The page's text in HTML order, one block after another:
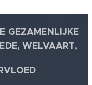
GEZAMENLIJKE
WELVAART,